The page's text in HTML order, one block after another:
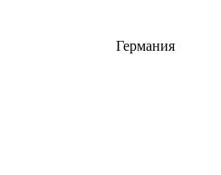
Германия